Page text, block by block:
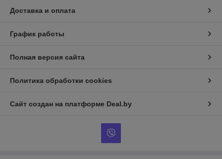
Доставка и оплата
График работы
Полная версия сайта
Политика обработки cookies
Сайт создан на платформе Deal.by